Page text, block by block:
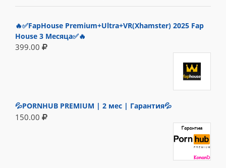
🔥✅FapHouse Premium+Ultra+VR(Xhamster) 2025 Fap
House 3 Месяца✅🔥
399.00
💦PORNHUB PREMIUM | 2 мес | Гарантия💦
150.00